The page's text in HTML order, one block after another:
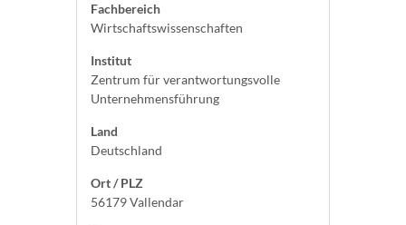
Fachbereich
Wirtschaftswissenschaften
Institut
Zentrum für verantwortungsvolle
Unternehmensführung
Land
Deutschland
Ort / PLZ
56179 Vallendar